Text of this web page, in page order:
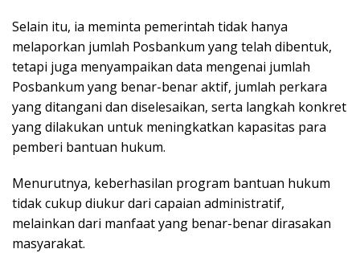
Selain itu, ia meminta pemerintah tidak hanya
melaporkan jumlah Posbankum yang telah dibentuk,
tetapi juga menyampaikan data mengenai jumlah
Posbankum yang benar-benar aktif, jumlah perkara
yang ditangani dan diselesaikan, serta langkah konkret
yang dilakukan untuk meningkatkan kapasitas para
pemberi bantuan hukum.
Menurutnya, keberhasilan program bantuan hukum
tidak cukup diukur dari capaian administratif,
melainkan dari manfaat yang benar-benar dirasakan
masyarakat.